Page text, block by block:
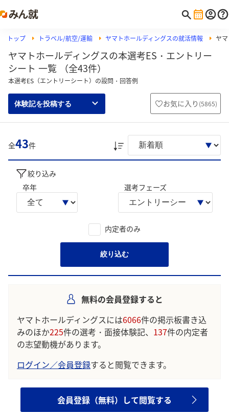
トップ トラベル/航空/運輸 ヤマトホールディングスの就活情報 ヤ
ヤマトホールディングスの本選考ES・エントリー
シート 一覧 （全43件）
本選考ES（エントリーシート）の設問・回答例
体験記を投稿する お気に入り (5865)
全43件
絞り込み
卒年
選考フェーズ
内定者のみ
絞り込む
無料の会員登録すると
ヤマトホールディングスには6066件の掲示板書き込
みのほか225件の選考・面接体験記、 137件の内定者
の志望動機があります。
ログイン／会員登録すると閲覧できます。
会員登録（無料）して閲覧する